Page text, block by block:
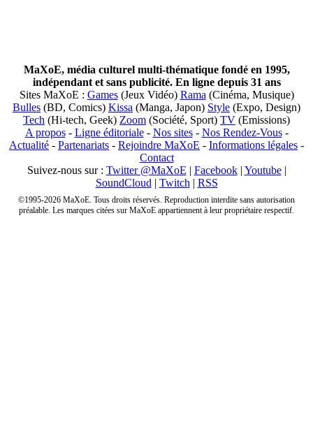
MaXoE, média culturel multi-thématique fondé en 1995,
indépendant et sans publicité. En ligne depuis 31 ans
Sites MaXoE : Games(Jeux Vidéo) Rama (Cinéma, Musique)
Bulles (BD, Comics) Kissa (Manga, Japon) Style (Expo, Design)
Tech (Hi-tech, Geek) Zoom (Société, Sport) TV (Emissions)
A propos- Ligne éditoriale- Nos sites- Nos Rendez-Vous-
Actualité - Partenariats - Rejoindre MaXoE - Informations légales -
Contact
Suivez-nous sur : Twitter @MaXoE | Facebook| Youtube|
SoundCloud | Twitch | RSS
©1995-2026 MaXoE. Tous droits réservés. Reproduction interdite sans autorisation
préalable. Les marques citées sur MaXoE appartiennent à leur propriétaire respectif.